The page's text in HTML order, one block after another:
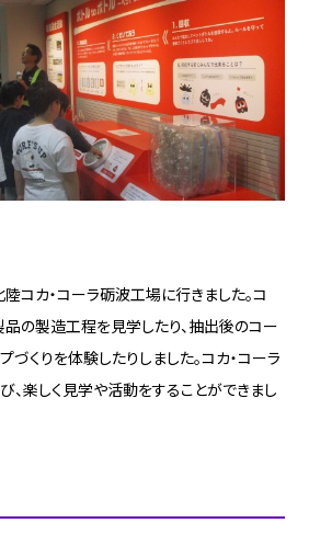
陸コカ・コーラ砺波工場に行きました。コ
品の製造工程を見学したり、抽出後のコー
づくりを体験したりしました。コカ・コーラ
、楽しく見学や活動をすることができまし